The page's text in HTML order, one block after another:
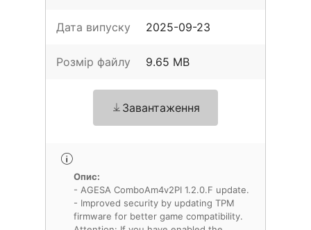
Дата випуску 2025-09-23
Розмір файлу 9.65 MB
Завантаження
Опис:
- AGESA ComboAm4v2PI 1.2.0.F update.
- Improved security by updating TPM
firmware for better game compatibility.